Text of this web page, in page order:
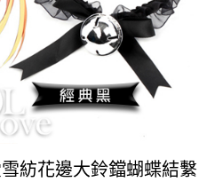
紡花邊大鈴鐺蝴蝶結繫